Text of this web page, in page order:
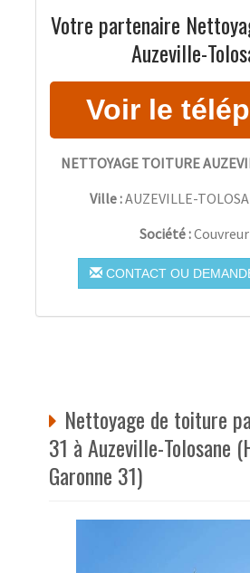
Votre partenaire
Auzeville-
NETTOYAGE TOITURE
Ville :AUZEVILLE-
Société :Couvreur
CONTACT OU
Nettoyage de toiture
31 à Auzeville-Tolosane
Garonne 31)